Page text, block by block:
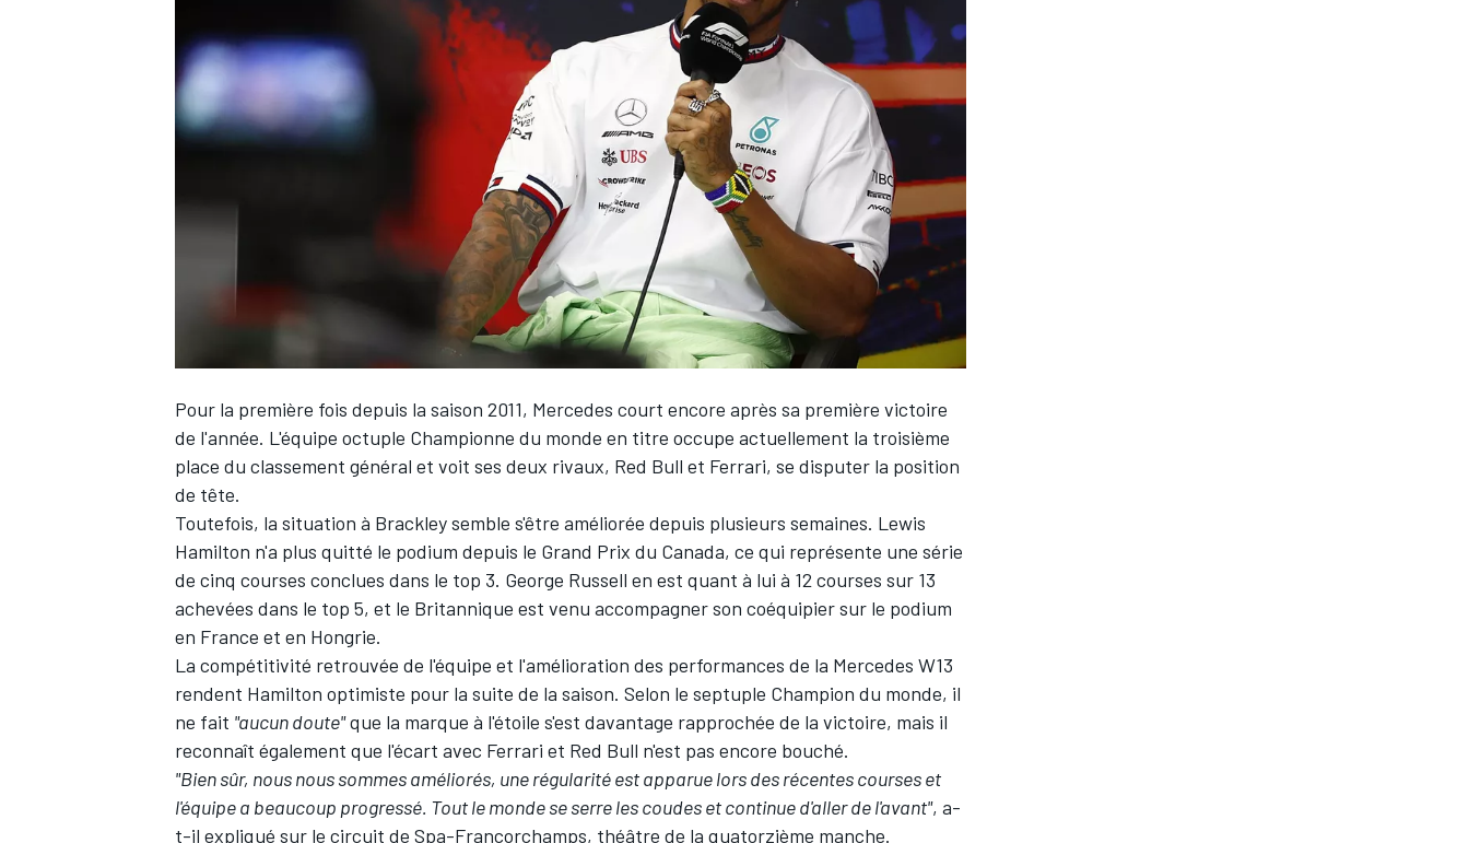
WEC
Pour la première fois depuis la saison 2011, Mercedes court encore après sa première victoire
de l'année. L'équipe octuple Championne du monde en titre occupe actuellement la troisième
place du classement général et voit ses deux rivaux, Red Bull et Ferrari, se disputer la position
de tête.
Toutefois, la situation à Brackley semble s'être améliorée depuis plusieurs semaines. Lewis
Hamilton n'a plus quitté le podium depuis le Grand Prix du Canada, ce qui représente une série
de cinq courses conclues dans le top 3. George Russell en est quant à lui à 12 courses sur 13
achevées dans le top 5, et le Britannique est venu accompagner son coéquipier sur le podium
en France et en Hongrie.
La compétitivité retrouvée de l'équipe et l'amélioration des performances de la Mercedes W13
rendent Hamilton optimiste pour la suite de la saison. Selon le septuple Champion du monde, il
ne fait "aucun doute"que la marque à l'étoile s'est davantage rapprochée de la victoire, mais il
reconnaît également que l'écart avec Ferrari et Red Bull n'est pas encore bouché.
"Bien sûr, nous nous sommes améliorés, une régularité est apparue lors des récentes courses et
l'équipe a beaucoup progressé. Tout le monde se serre les coudes et continue d'aller de l'avant", a-
t-il expliqué sur le circuit de Spa-Francorchamps, théâtre de la quatorzième manche.